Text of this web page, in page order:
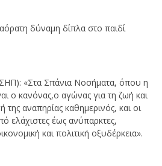
δύναμη δίπλα στο παιδί
«Στα Σπάνια Νοσήματα, όπου η
ο κανόνας,ο αγώνας για τη ζωή και
αναπηρίας καθημερινός, και οι
ελάχιστες έως ανύπαρκτες,
και πολιτική οξυδέρκεια».